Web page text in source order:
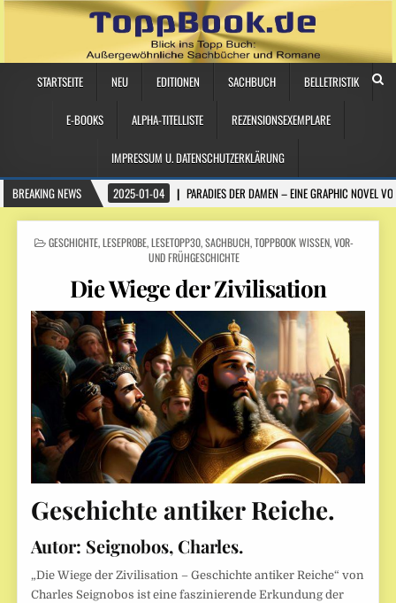
STARTSEITE NEU EDITIONEN SACHBUCH BELLETRISTIK
E-BOOKS ALPHA-TITELLISTE REZENSIONSEXEMPLARE
IMPRESSUM U. DATENSCHUTZERKLÄRUNG
BREAKING NEWS
2025-01-04 PARADIES DER DAMEN – EINE GRAPHIC NOVEL
POSTED
GESCHICHTE,LESEPROBE,LESETOPP30,SACHBUCH,TOPPBOOK WISSEN,VOR-
UND FRÜHGESCHICHTE
Die Wiege der Zivilisation
Geschichte antiker Reiche.
Autor: Seignobos, Charles.
„Die Wiege der Zivilisation – Geschichte antiker Reiche“ von
Charles Seignobos ist eine faszinierende Erkundung der